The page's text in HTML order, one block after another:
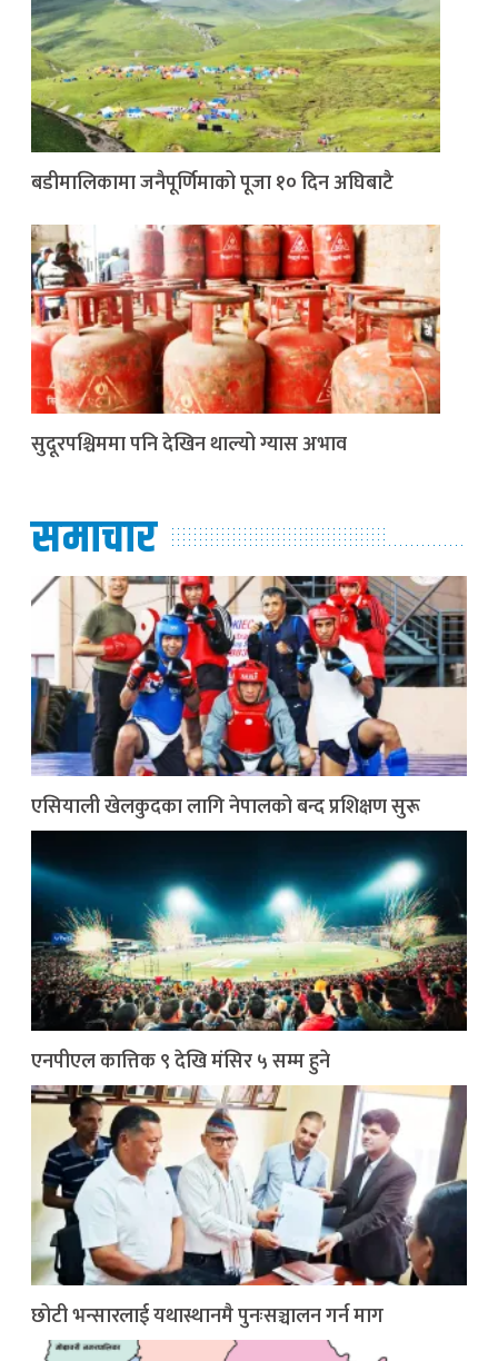
बडीमालिकामा जनैपूर्णिमाको पूजा १० दिन अघिबाटै
सुदूरपश्चिममा पनि देखिन थाल्यो ग्यास अभाव
समाचार
एसियाली खेलकुदका लागि नेपालको बन्द प्रशिक्षण सुरू
एनपीएल कात्तिक ९ देखि मंसिर ५ सम्म हुने
छोटी भन्सारलाई यथास्थानमै पुनःसञ्चालन गर्न माग